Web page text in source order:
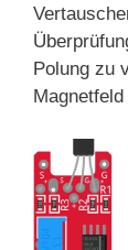
Polung zu